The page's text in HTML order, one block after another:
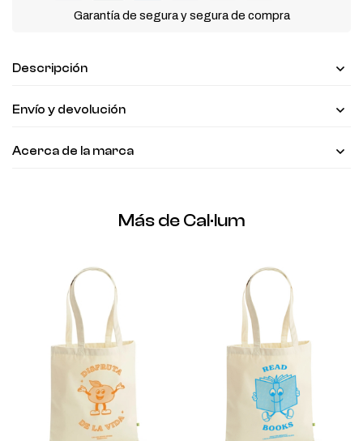
Garantía de segura y segura de compra
Descripción
Envío y devolución
Acerca de la marca
Más de Cal·lum